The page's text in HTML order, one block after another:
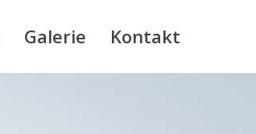
Galerie Kontakt